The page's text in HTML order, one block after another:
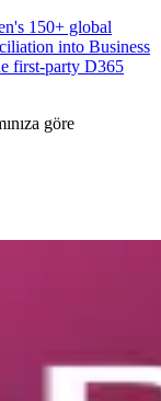
150+ global
into Business
first-party D365
göre